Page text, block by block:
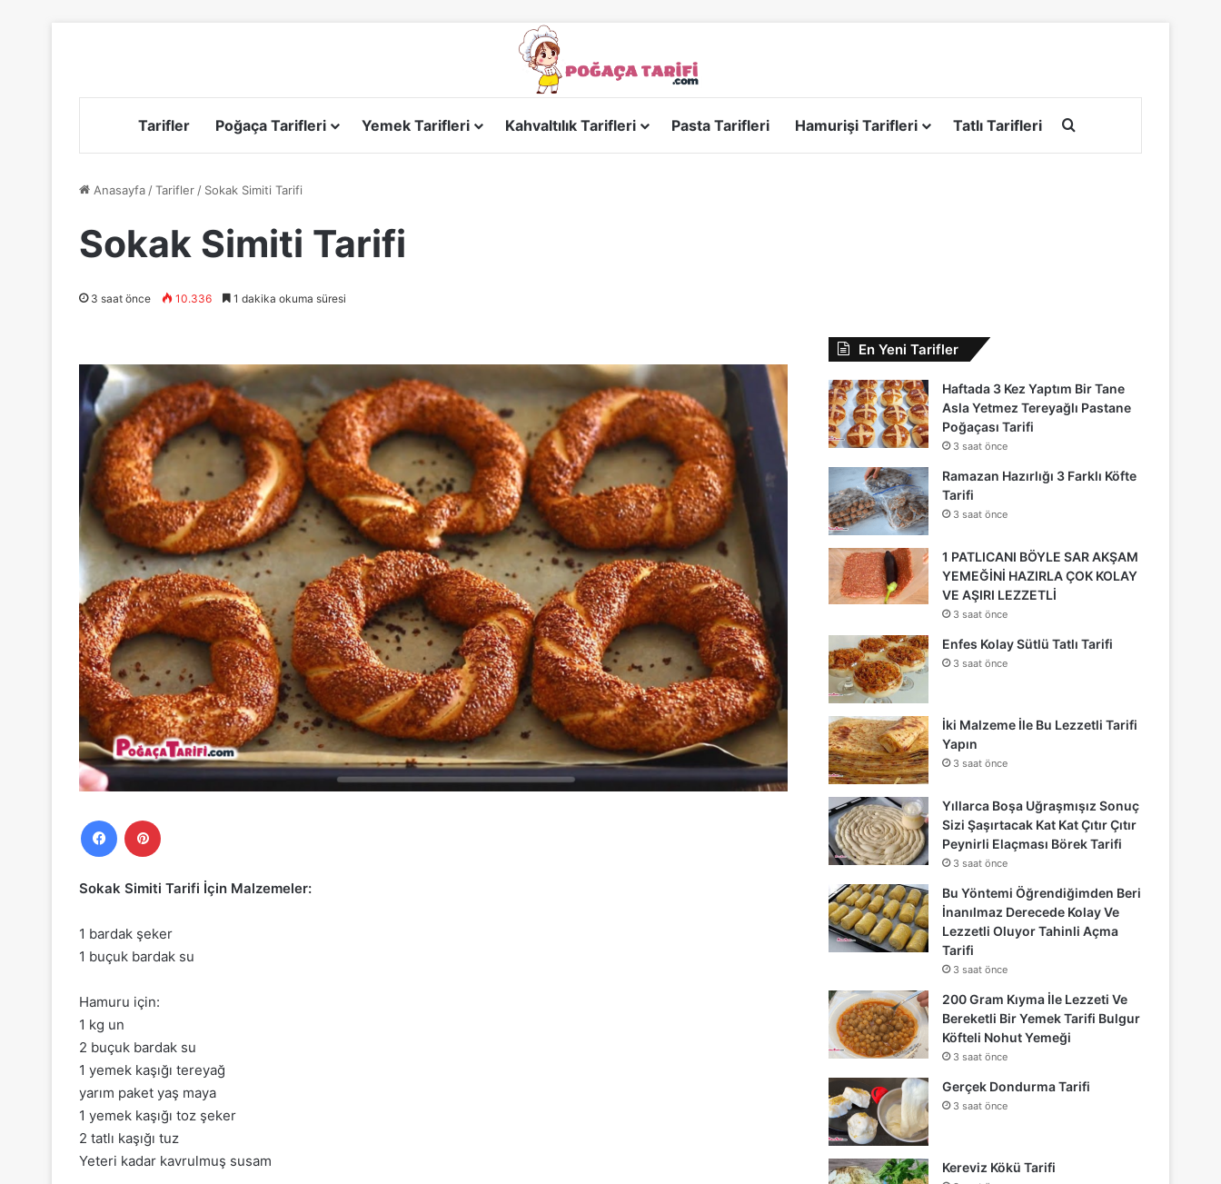
Tarifler Poğaça Tarifleri Yemek Tarifleri Kahvaltılık Tarifleri Pasta Tarifleri Hamurişi Tarifleri Tatlı Tarifleri
Anasayfa /Tarifler / Sokak Simiti Tarifi
Sokak Simiti Tarifi
3 saat önce 10.336 1 dakika okuma süresi
Facebook
Sokak Simiti Tarifi İçin Malzemeler:
1 bardak şeker
1 buçuk bardak su
Hamuru için:
1 kg un
2 buçuk bardak su
1 yemek kaşığı tereyağ
yarım paket yaş maya
1 yemek kaşığı toz şeker
2 tatlı kaşığı tuz
Yeteri kadar kavrulmuş susam
En Yeni Tarifler
Haftada 3 Kez Yaptım Bir Tane
Asla Yetmez Tereyağlı Pastane
Poğaçası Tarifi
3 saat önce
Ramazan Hazırlığı 3 Farklı Köfte
Tarifi
3 saat önce
1 PATLICANI BÖYLE SAR AKŞAM
YEMEĞİNİ HAZIRLA ÇOK KOLAY
VE AŞIRI LEZZETLİ
3 saat önce
Enfes Kolay Sütlü Tatlı Tarifi
3 saat önce
İki Malzeme İle Bu Lezzetli Tarifi
Yapın
3 saat önce
Yıllarca Boşa Uğraşmışız Sonuç
Sizi Şaşırtacak Kat Kat Çıtır Çıtır
Peynirli Elaçması Börek Tarifi
3 saat önce
Bu Yöntemi Öğrendiğimden Beri
İnanılmaz Derecede Kolay Ve
Lezzetli Oluyor Tahinli Açma
Tarifi
3 saat önce
200 Gram Kıyma İle Lezzeti Ve
Bereketli Bir Yemek Tarifi Bulgur
Köfteli Nohut Yemeği
3 saat önce
Gerçek Dondurma Tarifi
3 saat önce
Kereviz Kökü Tarifi